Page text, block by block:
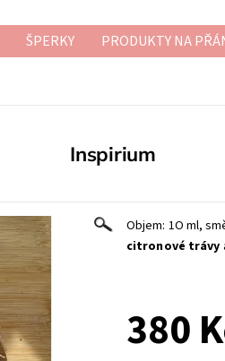
ŠPERKY PRODUKTY NA
Inspirium
Objem: 1O ml,
citronové trávy
380